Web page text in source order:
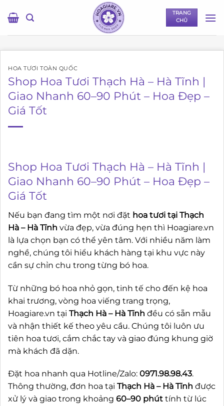
qua
TRANG
CHỦ
HOA TƯƠI TOÀN QUỐC
Shop Hoa Tươi Thạch Hà – Hà Tĩnh |
Giao Nhanh 60–90 Phút – Hoa Đẹp –
Giá Tốt
Shop Hoa Tươi Thạch Hà – Hà Tĩnh |
Giao Nhanh 60–90 Phút – Hoa Đẹp –
Giá Tốt
Nếu bạn đang tìm một nơi đặt hoa tươi tại Thạch
Hà – Hà Tĩnh vừa đẹp, vừa đúng hẹn thì Hoagiare.vn
là lựa chọn bạn có thể yên tâm. Với nhiều năm làm
nghề, chúng tôi hiểu khách hàng tại khu vực này
cần sự chỉn chu trong từng bó hoa.
Từ những bó hoa nhỏ gọn, tinh tế cho đến kệ hoa
khai trương, vòng hoa viếng trang trọng,
Hoagiare.vn tại Thạch Hà – Hà Tĩnh đều có sẵn mẫu
và nhận thiết kế theo yêu cầu. Chúng tôi luôn ưu
tiên hoa tươi, cắm chắc tay và giao đúng khung giờ
mà khách đã dặn.
Đặt hoa nhanh qua Hotline/Zalo: 0971.98.98.43.
Thông thường, đơn hoa tại Thạch Hà – Hà Tĩnh được
xử lý và giao trong khoảng 60–90 phút tính từ lúc